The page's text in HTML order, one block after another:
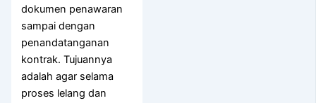
dokumen penawaran
sampai dengan
penandatanganan
kontrak. Tujuannya
adalah agar selama
proses lelang dan